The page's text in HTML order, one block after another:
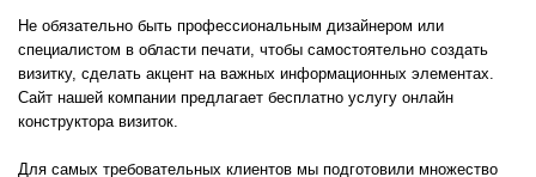
Не обязательно быть профессиональным дизайнером или
специалистом в области печати, чтобы самостоятельно создать
визитку, сделать акцент на важных информационных элементах.
Сайт нашей компании предлагает бесплатно услугу онлайн
конструктора визиток.
Для самых требовательных клиентов мы подготовили множество